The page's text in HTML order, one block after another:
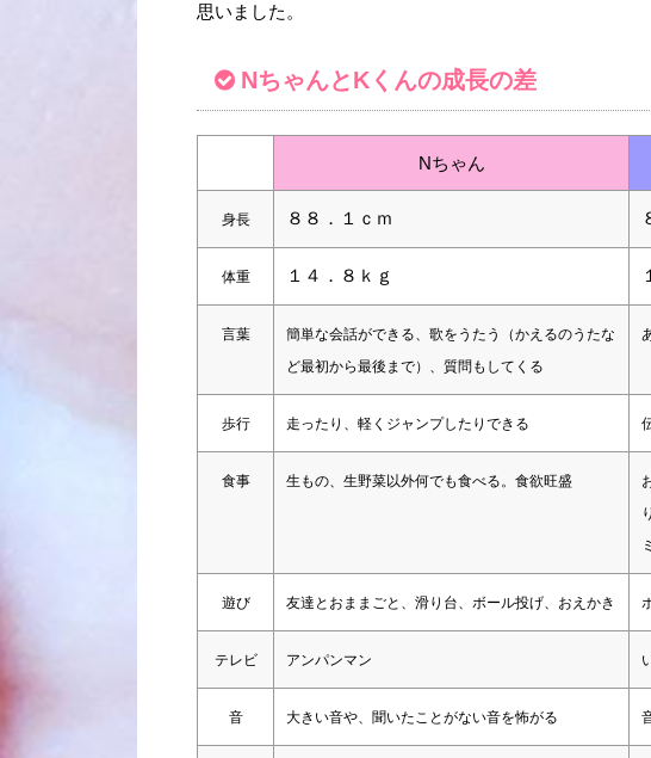
思いました。
NちゃんとKくんの成長の差
Nちゃん
身長 ８８．１ｃｍ
体重 １４．８ｋｇ
言葉
簡単な会話ができる、歌をうたう（かえるのうたな
ど最初から最後まで）、質問もしてくる
歩行 走ったり、軽くジャンプしたりできる
食事 生もの、生野菜以外何でも食べる。食欲旺盛
遊び 友達とおままごと、滑り台、ボール投げ、おえかき
テレビ アンパンマン
音 大きい音や、聞いたことがない音を怖がる